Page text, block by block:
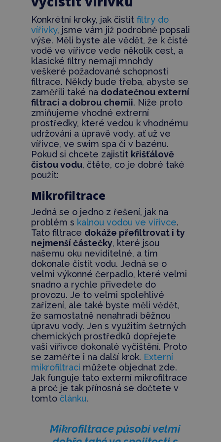
Konkrétní kroky, jak čistit filtry do
vířivky, jsme vám již podrobně popsali
výše. Měli byste ale vědět, že k čisté
vodě ve vířivce vede několik cest, a
klasické filtry nemají mnohdy
veškeré požadované schopnosti
filtrace. Někdy bude třeba, abyste se
zaměřili také na dodatečnou externí
filtraci a dobrou chemii. Níže proto
zmiňujeme vhodné extrerní
prostředky, které vedou k vhodnému
udržování a úpravě vody, ať už ve
vířivce, ve swim spa či v bazénu.
Pokud si chcete zajistit křišťálově
čistou vodu, čtěte, co je dobré také
použít:
Mikrofiltrace
Jedná se o jedno z řešení, jak na
problém s kalnou vodou ve vířivce.
Tato filtrace dokáže přefiltrovat i ty
nejmenší částečky, které jsou
našemu oku neviditelné, a tím
dokonale čistit vodu. Jedná se o
velmi výkonné čerpadlo, které velmi
snadno a rychle přivedete do
provozu. Je to velmi spolehlivé
zařízení, ale také byste měli vědět,
že samostatně nenahradí běžnou
úpravu vody. Jen s využitím šetrných
chemických prostředků dopřejete
vaší vířivce dokonalé vyčištění. Proto
se zaměřte i na další krok. Externí
mikrofiltraci můžete objednat zde.
Jak funguje tato externí mikrofiltrace
a proč je tak přínosná se dočtete v
tomto článku.
Mikrofiltrace působí velmi